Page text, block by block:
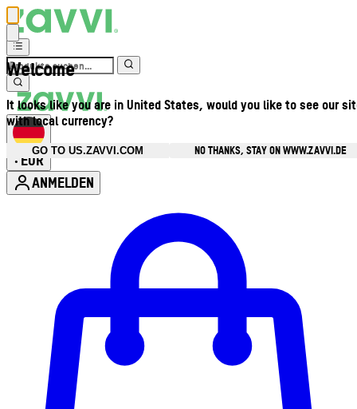
Welcome
It looks like you are in United States, would you like to see our
with local currency?
GO TO US.ZAVVI.COM
NO THANKS, STAY ON WWW.ZAVVI.DE
• EUR
ANMELDEN